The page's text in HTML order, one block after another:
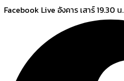
Skip
Facebook Live อังคาร เสาร์ 19.30 น.